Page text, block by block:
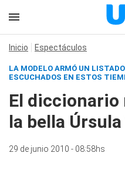
Inicio Espectáculos
LA MODELO ARMÓ UN
ESCUCHADOS EN ESTOS
El
la bella
29 de junio 2010 - 08:58hs